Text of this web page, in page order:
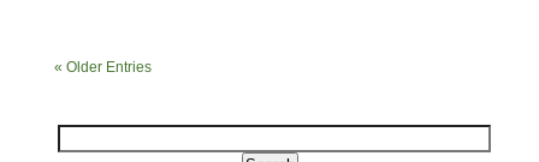
« Older Entries